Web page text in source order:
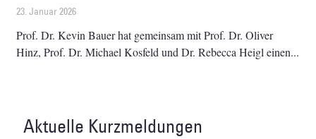
23. Januar 2026
Prof. Dr. Kevin Bauer hat gemeinsam mit Prof. Dr. Oliver
Hinz, Prof. Dr. Michael Kosfeld und Dr. Rebecca Heigl einen
Aktuelle Kurzmeldungen